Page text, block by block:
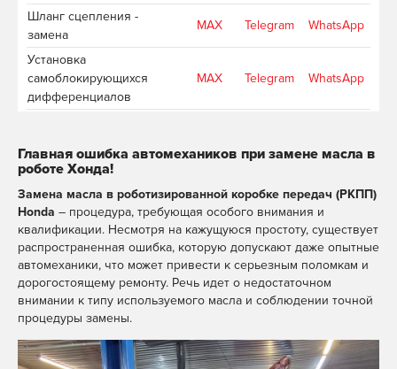
Шланг сцепления -
замена
MAX Telegram WhatsApp
Установка
самоблокирующихся
дифференциалов
MAX Telegram WhatsApp
Замена подшипников
полуосей
MAX Telegram WhatsApp
Главная ошибка автомехаников при замене масла в
роботе Хонда!
Замена масла в роботизированной коробке передач (РКПП)
Honda – процедура, требующая особого внимания и
квалификации. Несмотря на кажущуюся простоту, существует
распространенная ошибка, которую допускают даже опытные
автомеханики, что может привести к серьезным поломкам и
дорогостоящему ремонту. Речь идет о недостаточном
внимании к типу используемого масла и соблюдении точной
процедуры замены.